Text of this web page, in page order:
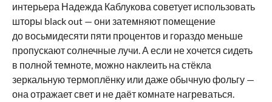
интерьера Надежда Каблукова советует использовать
шторы black out — они затемняют помещение
до восьмидесяти пяти процентов и гораздо меньше
пропускают солнечные лучи. А если не хочется сидеть
в полной темноте, можно наклеить на стёкла
зеркальную термоплёнку или даже обычную фольгу —
она отражает свет и не даёт комнате нагреваться.